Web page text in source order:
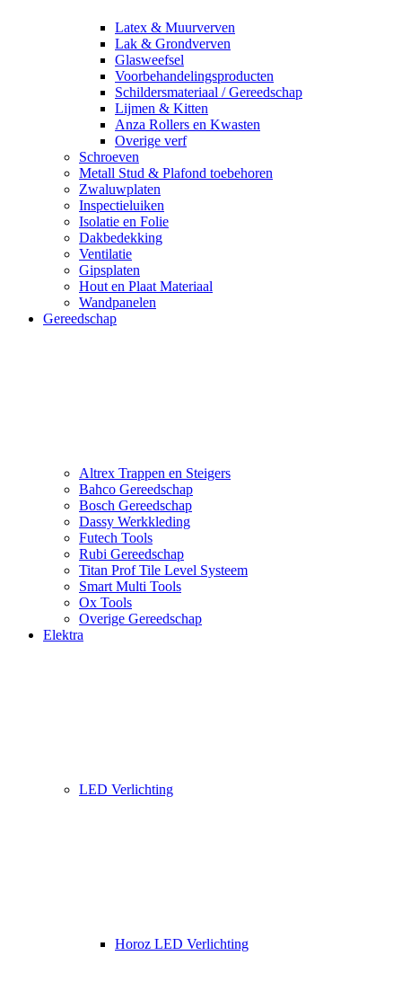
Latex & Muurverven
Lak & Grondverven
Glasweefsel
Voorbehandelingsproducten
Schildersmateriaal / Gereedschap
Lijmen & Kitten
Anza Rollers en Kwasten
Overige verf
Schroeven
Metall Stud & Plafond toebehoren
Zwaluwplaten
Inspectieluiken
Isolatie en Folie
Dakbedekking
Ventilatie
Gipsplaten
Hout en Plaat Materiaal
Wandpanelen
Gereedschap
Altrex Trappen en Steigers
Bahco Gereedschap
Bosch Gereedschap
Dassy Werkkleding
Futech Tools
Rubi Gereedschap
Titan Prof Tile Level Systeem
Smart Multi Tools
Ox Tools
Overige Gereedschap
Elektra
LED Verlichting
Horoz LED Verlichting